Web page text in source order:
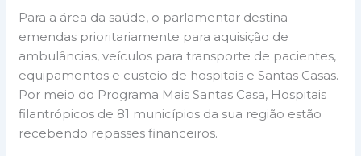
Para a área da saúde, o parlamentar destina
emendas prioritariamente para aquisição de
ambulâncias, veículos para transporte de pacientes,
equipamentos e custeio de hospitais e Santas Casas.
Por meio do Programa Mais Santas Casa, Hospitais
filantrópicos de 81 municípios da sua região estão
recebendo repasses financeiros.